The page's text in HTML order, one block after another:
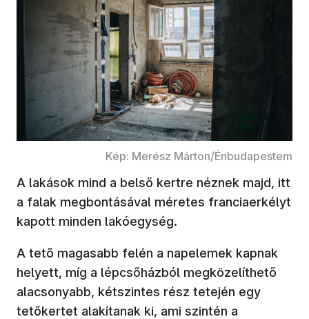
Kép: Merész Márton/Énbudapestem
A lakások mind a belső kertre néznek majd, itt
a falak megbontásával méretes franciaerkélyt
kapott minden lakóegység.
A tető magasabb felén a napelemek kapnak
helyett, míg a lépcsőházból megközelíthető
alacsonyabb, kétszintes rész tetején egy
tetőkertet alakítanak ki, ami szintén a